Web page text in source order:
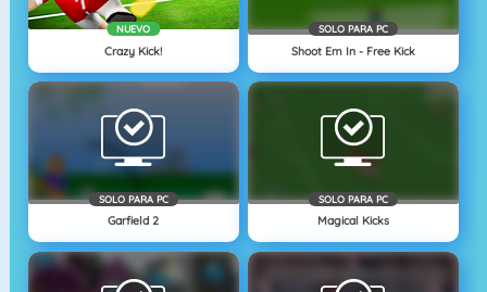
NUEVO
Crazy Kick!
SOLO PARA PC
Shoot Em In - Free Kick
SOLO PARA PC
Garfield 2
SOLO PARA PC
Magical Kicks